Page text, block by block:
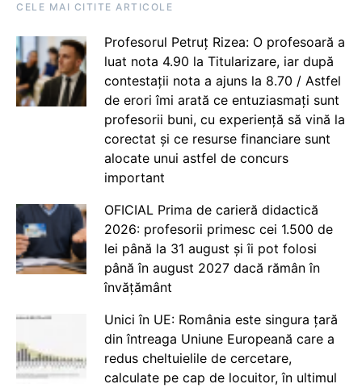
CELE MAI CITITE ARTICOLE
Profesorul Petruț Rizea: O profesoară a
luat nota 4.90 la Titularizare, iar după
contestații nota a ajuns la 8.70 / Astfel
de erori îmi arată ce entuziasmați sunt
profesorii buni, cu experiență să vină la
corectat și ce resurse financiare sunt
alocate unui astfel de concurs
important
OFICIAL Prima de carieră didactică
2026: profesorii primesc cei 1.500 de
lei până la 31 august și îi pot folosi
până în august 2027 dacă rămân în
învățământ
Unici în UE: România este singura țară
din întreaga Uniune Europeană care a
redus cheltuielile de cercetare,
calculate pe cap de locuitor, în ultimul